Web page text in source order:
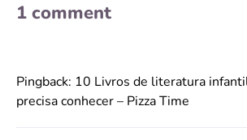
1 comment
Pingback: 10 Livros de literatura
precisa conhecer – Pizza Time